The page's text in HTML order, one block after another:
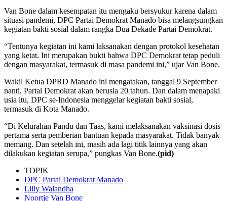
Van Bone dalam kesempatan itu mengaku bersyukur karena dalam
situasi pandemi, DPC Partai Demokrat Manado bisa melangsungkan
kegiatan bakti sosial dalam rangka Dua Dekade Partai Demokrat.
“Tentunya kegiatan ini kami laksanakan dengan protokol kesehatan
yang ketat. Ini merupakan bukti bahwa DPC Demokrat tetap peduli
dengan masyarakat, termasuk di masa pandemi ini,” ujar Van Bone.
Wakil Ketua DPRD Manado ini mengatakan, tanggal 9 September
nanti, Partai Demokrat akan berusia 20 tahun. Dan dalam menapaki
usia itu, DPC se-Indonesia menggelar kegiatan bakti sosial,
termasuk di Kota Manado.
“Di Kelurahan Pandu dan Taas, kami melaksanakan vaksinasi dosis
pertama serta pemberian bantuan kepada masyarakat. Tidak banyak
memang. Dan setelah ini, masih ada lagi titik lainnya yang akan
dilakukan kegiatan serupa,” pungkas Van Bone.(pid)
TOPIK
DPC Partai Demokrat Manado
Lilly Walandha
Noortje Van Bone